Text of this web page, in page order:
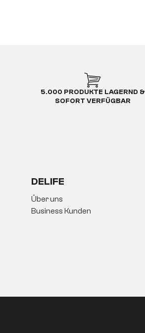
5.000 PRODUKTE LAGERND &
SOFORT VERFÜGBAR
DELIFE
Über uns
Business Kunden